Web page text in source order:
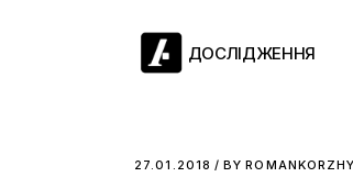
ДОСЛІДЖЕННЯ
27.01.2018 BY